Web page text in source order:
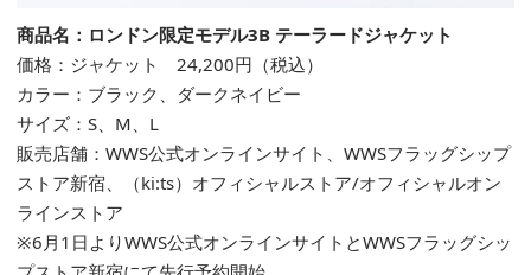
商品名：ロンドン限定モデル3B テーラードジャケット
価格：ジャケット 24,200円（税込）
カラー：ブラック、ダークネイビー
サイズ：S、M、L
販売店舗： WWS公式オンラインサイト 、 WWSフラッグシップ
ストア新宿、 （ki:ts） オフィシャルストア/オフィシャルオン
ラインストア
※6月1日よりWWS公式オンラインサイトとWWSフラッグシッ